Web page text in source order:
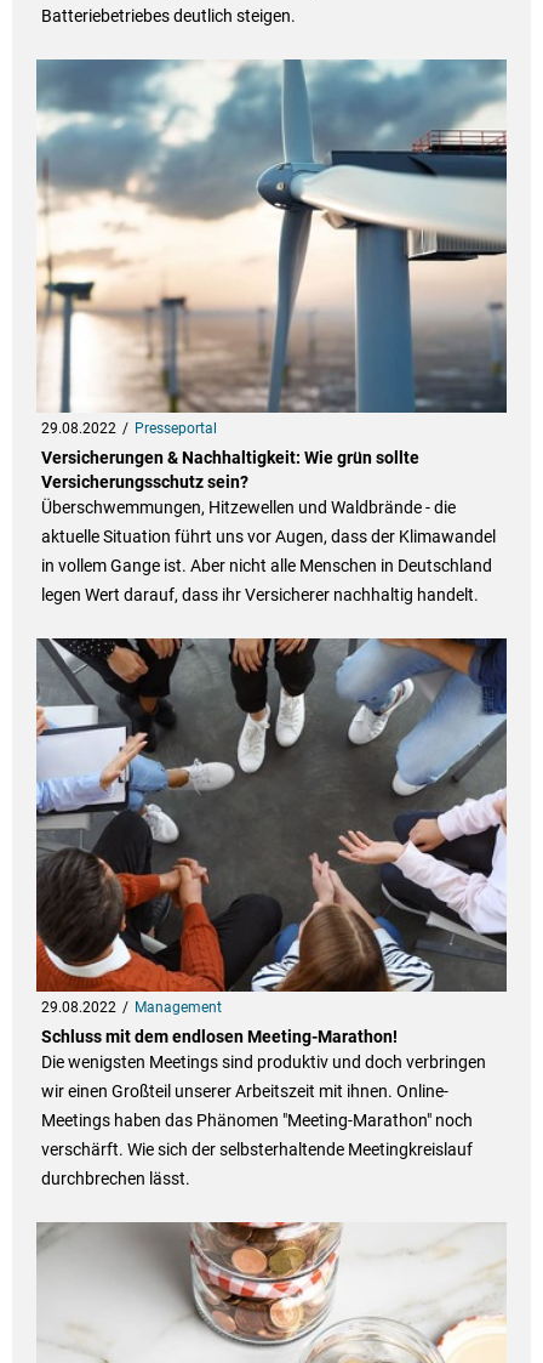
Batteriebetriebes deutlich steigen.
29.08.2022 Presseportal
Versicherungen & Nachhaltigkeit: Wie grün sollte
Versicherungsschutz sein?
Überschwemmungen, Hitzewellen und Waldbrände - die
aktuelle Situation führt uns vor Augen, dass der Klimawandel
in vollem Gange ist. Aber nicht alle Menschen in Deutschland
legen Wert darauf, dass ihr Versicherer nachhaltig handelt.
29.08.2022 Management
Schluss mit dem endlosen Meeting-Marathon!
Die wenigsten Meetings sind produktiv und doch verbringen
wir einen Großteil unserer Arbeitszeit mit ihnen. Online-
Meetings haben das Phänomen "Meeting-Marathon" noch
verschärft. Wie sich der selbsterhaltende Meetingkreislauf
durchbrechen lässt.